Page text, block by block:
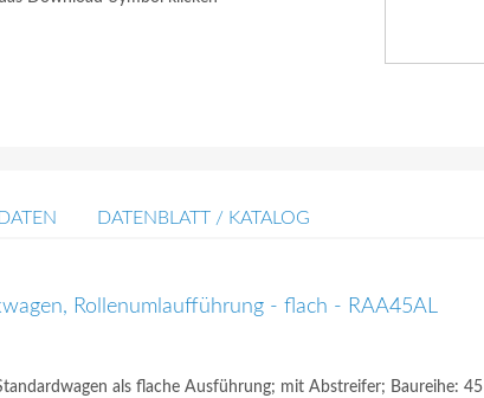
DATENBLATT / KATALOG
Rollenumlaufführung - flach - RAA45AL
als flache Ausführung; mit Abstreifer; Baureihe: 45